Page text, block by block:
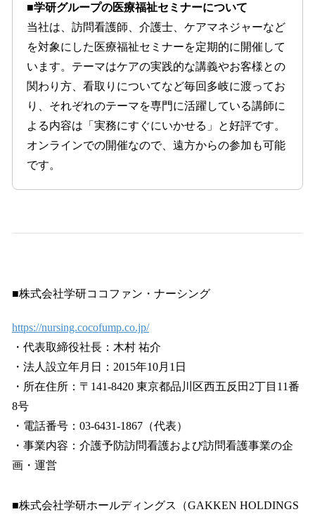
■学研グループの医療福祉セミナーについて
当社は、訪問看護師、介護士、ケアマネジャーなど
を対象にした医療福祉セミナーを定期的に開催して
います。テーマはケアの実践的な講義やお客様との
関わり方、看取りについてなど毎回多岐に渡ってお
り、それぞれのテーマを専門に活躍している講師に
よる内容は「実務にすぐにいかせる」と好評です。
オンラインでの開催なので、遠方からの参加も可能
です。
■株式会社学研ココファン・ナーシング
https://nursing.cocofump.co.jp/
・代表取締役社⻑：木村 祐介
・法⼈設⽴年⽉⽇：2015年10⽉1⽇
・所在住所：〒141-8420 東京都品川区⻄五反⽥2丁⽬11番
8号
・電話番号：03-6431-1867（代表）
・事業内容：介護予防訪問看護および訪問看護事業の企
画・運営
■株式会社学研ホールディングス（GAKKEN HOLDINGS